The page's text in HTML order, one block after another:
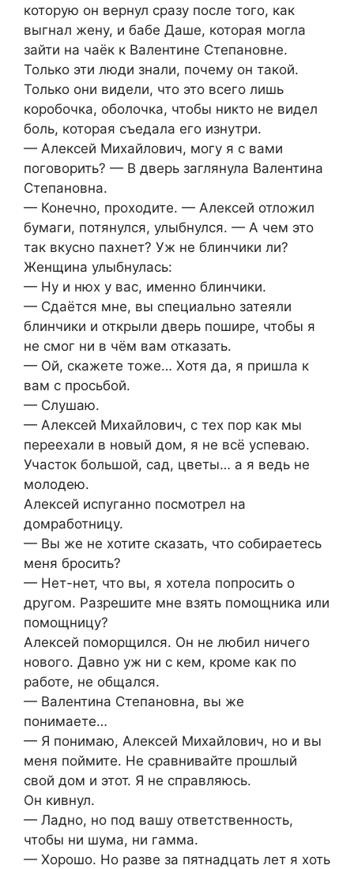
которую он вернул сразу после того, как
выгнал жену, и бабе Даше, которая могла
зайти на чаёк к Валентине Степановне.
Только эти люди знали, почему он такой.
Только они видели, что это всего лишь
коробочка, оболочка, чтобы никто не видел
боль, которая съедала его изнутри.
— Алексей Михайлович, могу я с вами
поговорить? — В дверь заглянула Валентина
Степановна.
— Конечно, проходите. — Алексей отложил
бумаги, потянулся, улыбнулся. — А чем это
так вкусно пахнет? Уж не блинчики ли?
Женщина улыбнулась:
— Ну и нюх у вас, именно блинчики.
— Сдаётся мне, вы специально затеяли
блинчики и открыли дверь пошире, чтобы я
не смог ни в чём вам отказать.
— Ой, скажете тоже… Хотя да, я пришла к
вам с просьбой.
— Слушаю.
— Алексей Михайлович, с тех пор как мы
переехали в новый дом, я не всё успеваю.
Участок большой, сад, цветы… а я ведь не
молодею.
Алексей испуганно посмотрел на
домработницу.
— Вы же не хотите сказать, что собираетесь
меня бросить?
— Нет-нет, что вы, я хотела попросить о
другом. Разрешите мне взять помощника или
помощницу?
Алексей поморщился. Он не любил ничего
нового. Давно уж ни с кем, кроме как по
работе, не общался.
— Валентина Степановна, вы же
понимаете…
— Я понимаю, Алексей Михайлович, но и вы
меня поймите. Не сравнивайте прошлый
свой дом и этот. Я не справляюсь.
Он кивнул.
— Ладно, но под вашу ответственность,
чтобы ни шума, ни гамма.
— Хорошо. Но разве за пятнадцать лет я хоть